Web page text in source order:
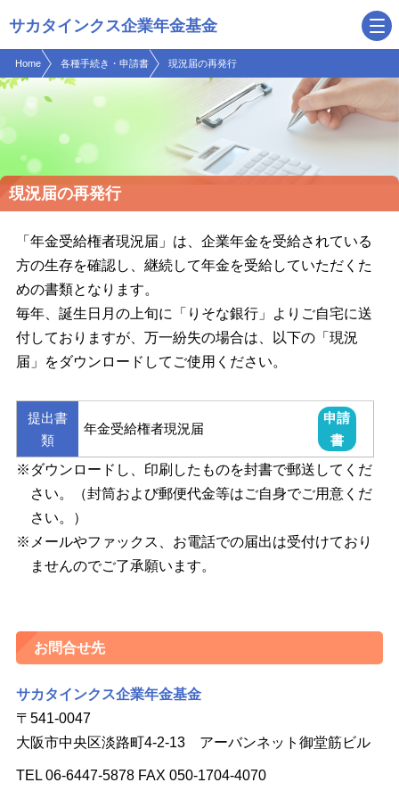
サカタインクス企業年金基金
Home 各種手続き・申請書 現況届の再発行
現況届の再発行
「年金受給権者現況届」は、企業年金を受給されている
方の生存を確認し、継続して年金を受給していただくた
めの書類となります。
毎年、誕生日月の上旬に「りそな銀行」よりご自宅に送
付しておりますが、万一紛失の場合は、以下の「現況
届」をダウンロードしてご使用ください。
提出書
類
年金受給権者現況届
申請
書
※ダウンロードし、印刷したものを封書で郵送してくだ
さい。（封筒および郵便代金等はご自身でご用意くだ
さい。）
※メールやファックス、お電話での届出は受付けており
ませんのでご了承願います。
お問合せ先
サカタインクス企業年金基金
〒541-0047
大阪市中央区淡路町4-2-13 アーバンネット御堂筋ビル
TEL 06-6447-5878 FAX 050-1704-4070